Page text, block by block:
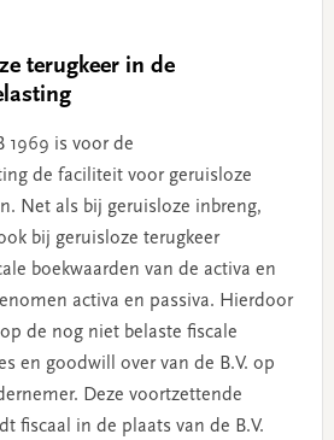
terugkeer in de
1969 is voor de
de faciliteit voor geruisloze
Net als bij geruisloze inbreng,
bij geruisloze terugkeer
boekwaarden van de activa en
activa en passiva. Hierdoor
de nog niet belaste fiscale
en goodwill over van de B.V. op
Deze voortzettende
fiscaal in de plaats van de B.V.